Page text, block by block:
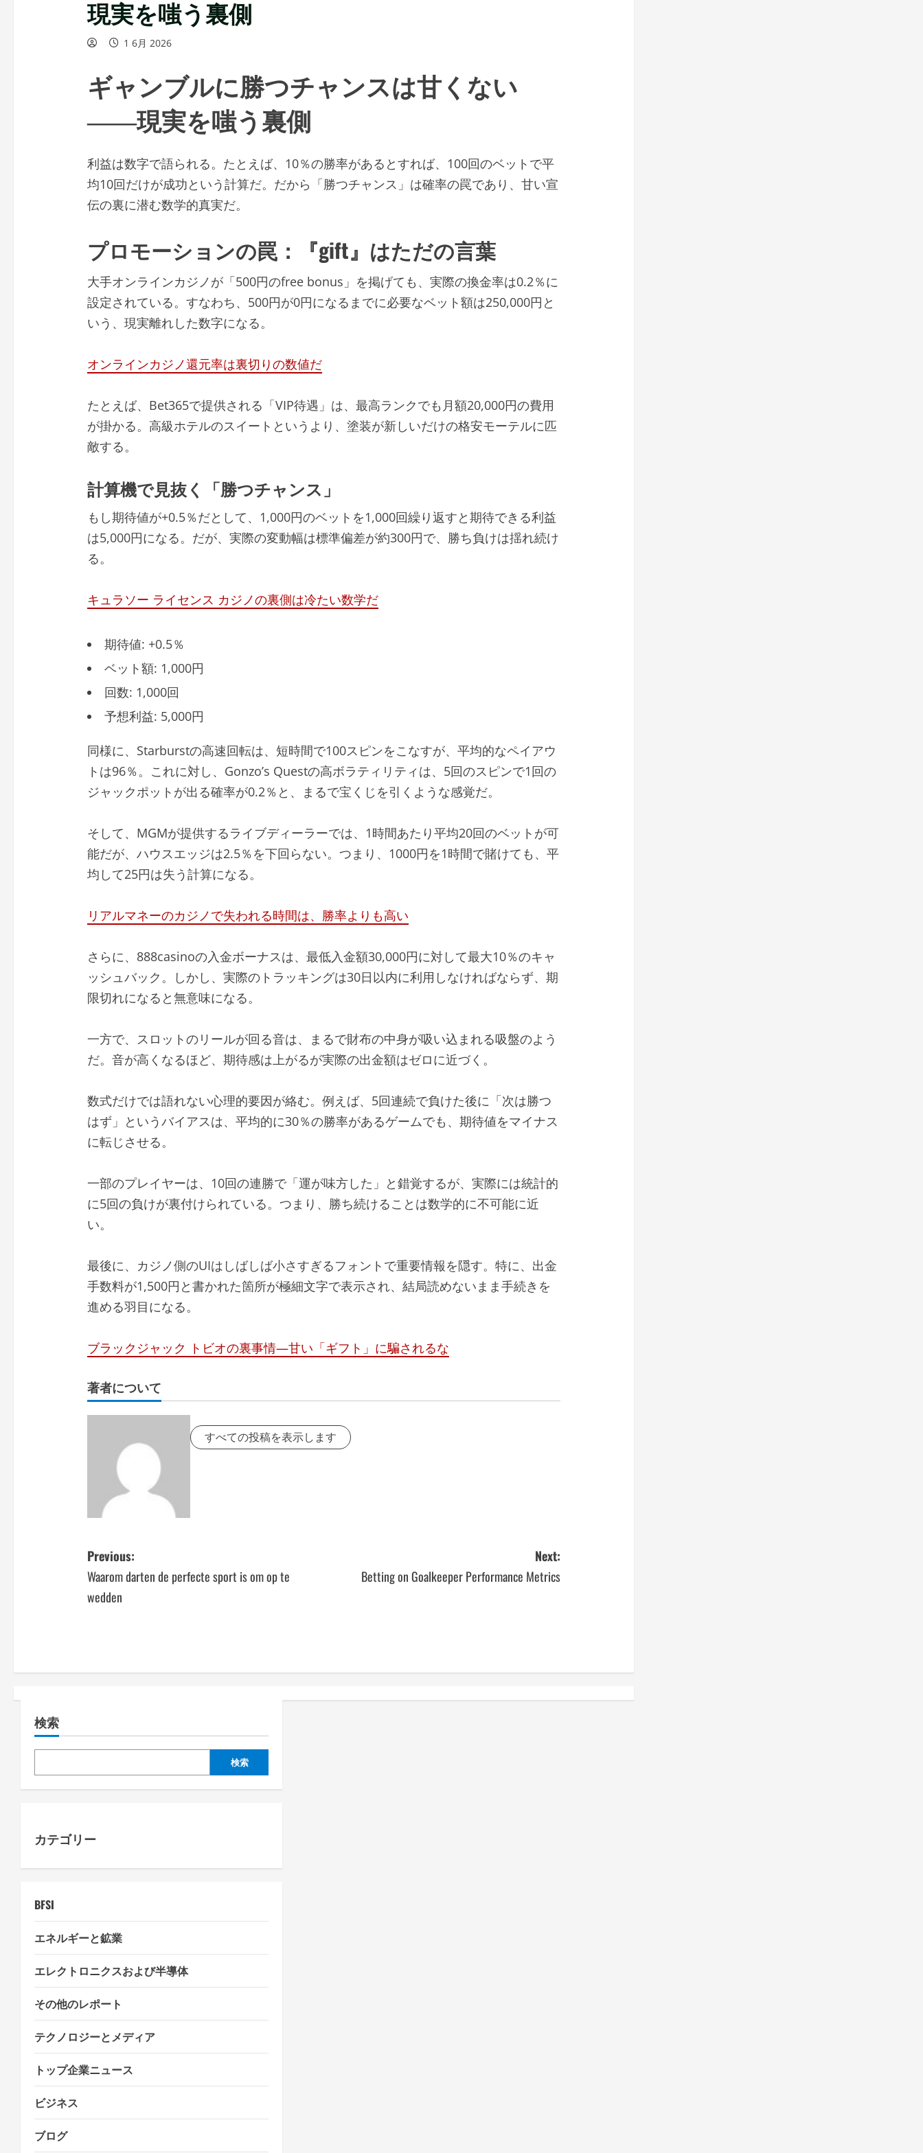
現実を嗤う裏側
1 6月 2026
ギャンブルに勝つチャンスは甘くない
――現実を嗤う裏側
利益は数字で語られる。たとえば、10％の勝率があるとすれば、100回のベットで平
均10回だけが成功という計算だ。だから「勝つチャンス」は確率の罠であり、甘い宣
伝の裏に潜む数学的真実だ。
プロモーションの罠：『gift』はただの言葉
大手オンラインカジノが「500円のfree bonus」を掲げても、実際の換金率は0.2％に
設定されている。すなわち、500円が0円になるまでに必要なベット額は250,000円と
いう、現実離れした数字になる。
オンラインカジノ還元率は裏切りの数値だ
たとえば、Bet365で提供される「VIP待遇」は、最高ランクでも月額20,000円の費用
が掛かる。高級ホテルのスイートというより、塗装が新しいだけの格安モーテルに匹
敵する。
計算機で見抜く「勝つチャンス」
もし期待値が+0.5％だとして、1,000円のベットを1,000回繰り返すと期待できる利益
は5,000円になる。だが、実際の変動幅は標準偏差が約300円で、勝ち負けは揺れ続け
る。
キュラソー ライセンス カジノの裏側は冷たい数学だ
期待値: +0.5％
ベット額: 1,000円
回数: 1,000回
予想利益: 5,000円
同様に、Starburstの高速回転は、短時間で100スピンをこなすが、平均的なペイアウ
トは96％。これに対し、Gonzo’s Questの高ボラティリティは、5回のスピンで1回の
ジャックポットが出る確率が0.2％と、まるで宝くじを引くような感覚だ。
そして、MGMが提供するライブディーラーでは、1時間あたり平均20回のベットが可
能だが、ハウスエッジは2.5％を下回らない。つまり、1000円を1時間で賭けても、平
均して25円は失う計算になる。
リアルマネーのカジノで失われる時間は、勝率よりも高い
さらに、888casinoの入金ボーナスは、最低入金額30,000円に対して最大10％のキャ
ッシュバック。しかし、実際のトラッキングは30日以内に利用しなければならず、期
限切れになると無意味になる。
一方で、スロットのリールが回る音は、まるで財布の中身が吸い込まれる吸盤のよう
だ。音が高くなるほど、期待感は上がるが実際の出金額はゼロに近づく。
数式だけでは語れない心理的要因が絡む。例えば、5回連続で負けた後に「次は勝つ
はず」というバイアスは、平均的に30％の勝率があるゲームでも、期待値をマイナス
に転じさせる。
一部のプレイヤーは、10回の連勝で「運が味方した」と錯覚するが、実際には統計的
に5回の負けが裏付けられている。つまり、勝ち続けることは数学的に不可能に近
い。
最後に、カジノ側のUIはしばしば小さすぎるフォントで重要情報を隠す。特に、出金
手数料が1,500円と書かれた箇所が極細文字で表示され、結局読めないまま手続きを
進める羽目になる。
ブラックジャック トビオの裏事情—甘い「ギフト」に騙されるな
著者について
すべての投稿を表示します
P
o
n
v
i
g
t
i
n
Previous:
Waarom darten de perfecte sport is om op te
wedden
Next:
Betting on Goalkeeper Performance Metrics
検索
検索
カテゴリー
BFSI
エネルギーと鉱業
エレクトロニクスおよび半導体
その他のレポート
テクノロジーとメディア
トップ企業ニュース
ビジネス
ブログ